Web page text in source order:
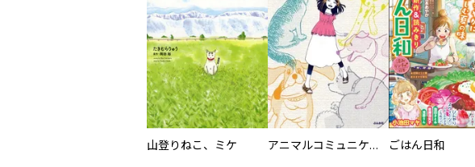
山登りねこ、ミケ アニマルコミュニケーター・アネラのお仕事 犬のことば、伝えます ごはん日和